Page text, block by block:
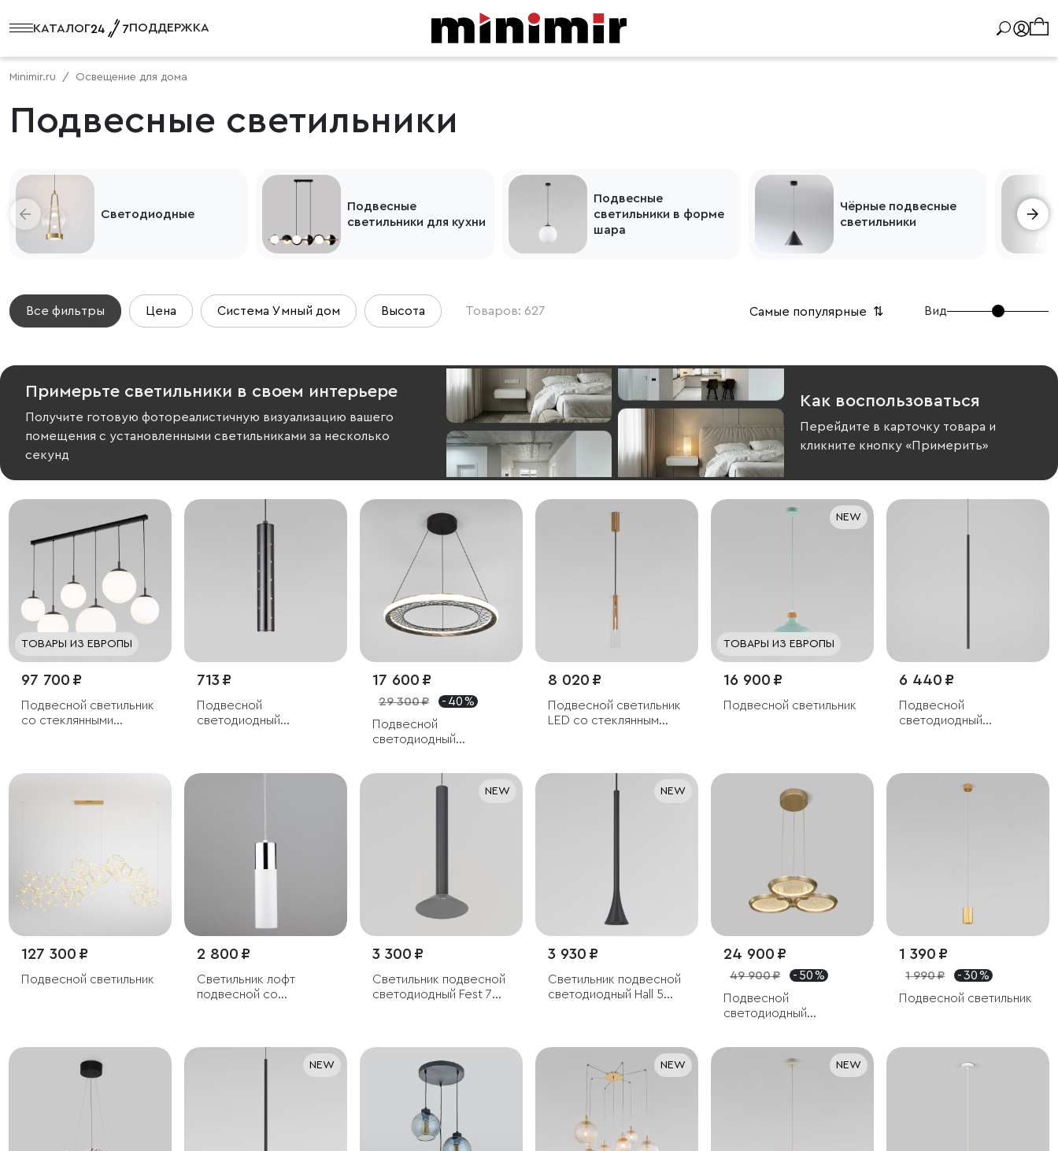
КАТАЛОГ ПОДДЕРЖКА
Minimir.ru Освещение для дома
Подвесные светильники
Светодиодные
Подвесные
светильники для кухни
Подвесные
светильники в форме
шара
Чёрные подвесные
светильники
Все фильтры Цена Система Умный дом Высота Товаров: 627 Самые популярные ⇅ Вид
Примерьте светильники в своем интерьере
Получите готовую фотореалистичную визуализацию вашего
помещения с установленными светильниками за несколько
секунд
Как воспользоваться
Перейдите в карточку товара и
кликните кнопку «Примерить»
ТОВАРЫ ИЗ ЕВРОПЫ
97 700 ₽
Подвесной светильник
со стеклянными
713 ₽
Подвесной
светодиодный
17 600 ₽
29 300 ₽
- 40 %
Подвесной
светодиодный
8 020 ₽
Подвесной светильник
LED со стеклянным
NEW
ТОВАРЫ ИЗ ЕВРОПЫ
16 900 ₽
Подвесной светильник
6 440 ₽
Подвесной
светодиодный
127 300 ₽
Подвесной светильник
2 800 ₽
Светильник лофт
подвесной со
NEW
3 300 ₽
Светильник подвесной
светодиодный Fest 7W
NEW
3 930 ₽
Светильник подвесной
светодиодный Hall 5W
24 900 ₽
49 900 ₽
- 50 %
Подвесной
светодиодный
1 390 ₽
1 990 ₽
- 30 %
Подвесной светильник
NEW NEW NEW